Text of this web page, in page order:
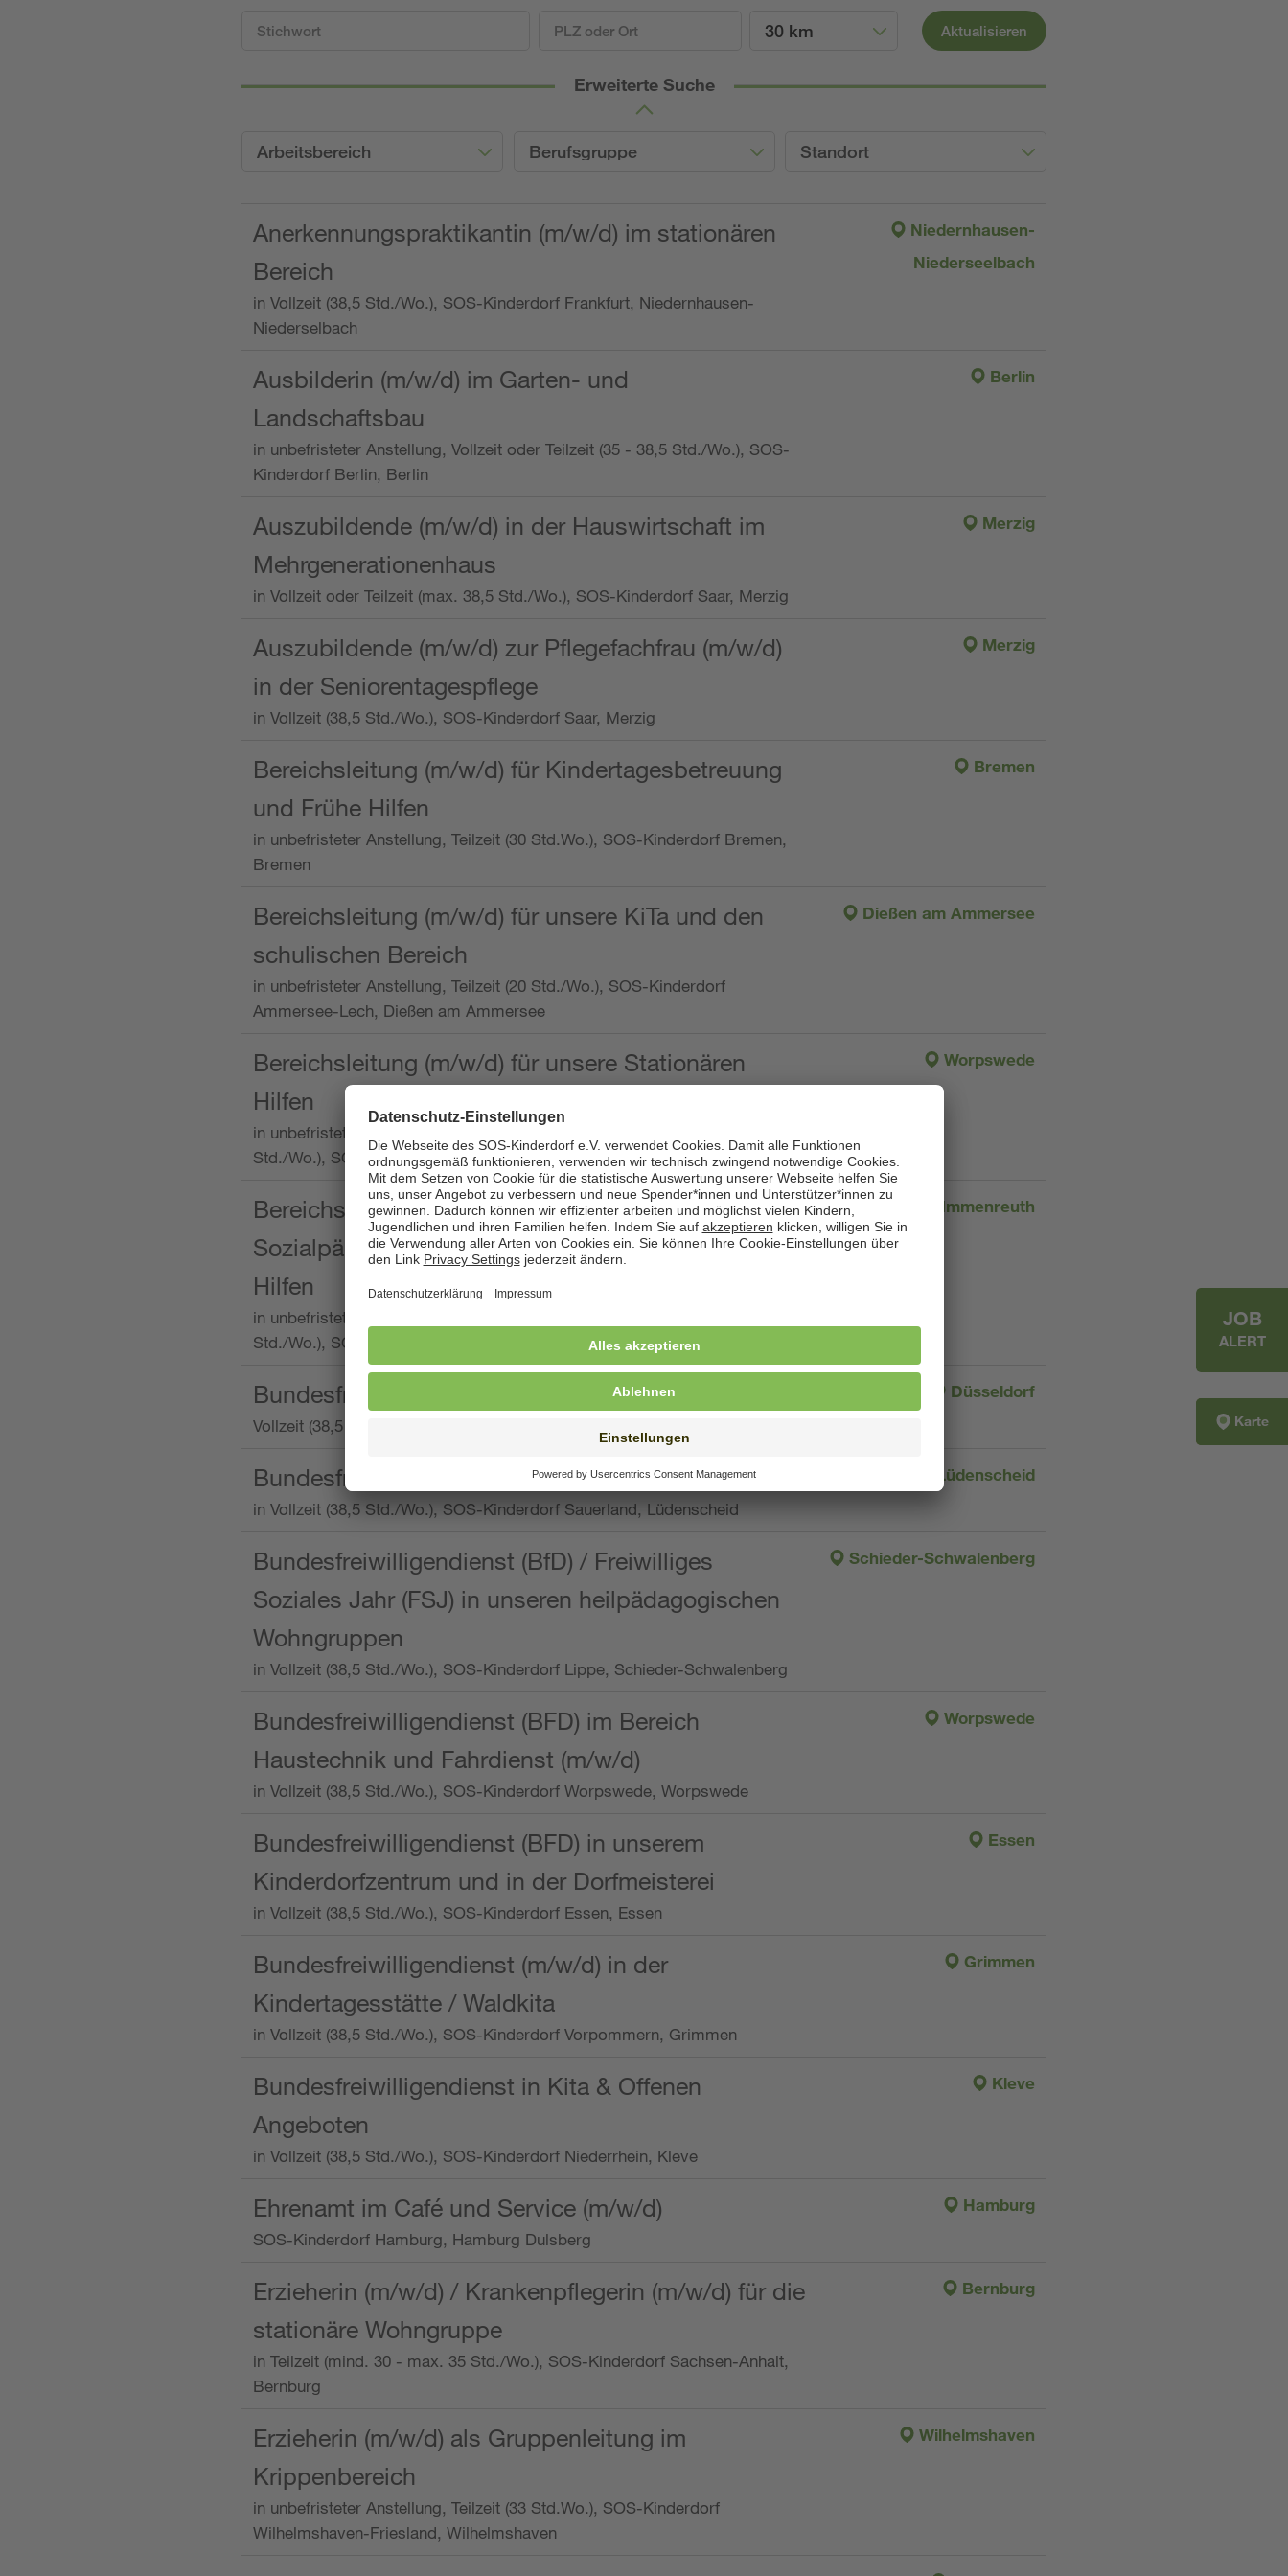
30 km Aktualisieren
Erweiterte Suche
Arbeitsbereich Berufsgruppe Standort
Anerkennungspraktikantin (m/w/d) im stationären
Bereich
in Vollzeit (38,5 Std./Wo.), SOS-Kinderdorf Frankfurt, Niedernhausen-
Niederselbach
Niedernhausen-
Niederseelbach
Ausbilderin (m/w/d) im Garten- und
Landschaftsbau
in unbefristeter Anstellung, Vollzeit oder Teilzeit (35 - 38,5 Std./Wo.), SOS-
Kinderdorf Berlin, Berlin
Berlin
Auszubildende (m/w/d) in der Hauswirtschaft im
Mehrgenerationenhaus
in Vollzeit oder Teilzeit (max. 38,5 Std./Wo.), SOS-Kinderdorf Saar, Merzig
Merzig
Auszubildende (m/w/d) zur Pflegefachfrau (m/w/d)
in der Seniorentagespflege
in Vollzeit (38,5 Std./Wo.), SOS-Kinderdorf Saar, Merzig
Merzig
Bereichsleitung (m/w/d) für Kindertagesbetreuung
und Frühe Hilfen
in unbefristeter Anstellung, Teilzeit (30 Std.Wo.), SOS-Kinderdorf Bremen,
Bremen
Bremen
Bereichsleitung (m/w/d) für unsere KiTa und den
schulischen Bereich
in unbefristeter Anstellung, Teilzeit (20 Std./Wo.), SOS-Kinderdorf
Ammersee-Lech, Dießen am Ammersee
Dießen am Ammersee
Bereichsleitung (m/w/d) für unsere Stationären
Hilfen
in unbefristeter Anstellung, Vollzeit oder Teilzeit (mind. 30 - max. 38,5
Std./Wo.), SOS-Kinderdorf Worpswede,
Worpswede
Bereichsleitung mit der Qualifikation als
Sozialpädagogin (m/w/d) und die Ambulanten
Hilfen
in unbefristeter Anstellung, Vollzeit oder Teilzeit (min. 34 bis max. 38,5
Std./Wo.), SOS-Kinderdorf Oberpfalz, Immenreuth
Immenreuth
Bundesfreiwilligendienst
Vollzeit (38,5 Stunden pro Woche), SOS-Kinderdorf Düsseldorf
Düsseldorf
Bundesfreiwilligendienst
in Vollzeit (38,5 Std./Wo.), SOS-Kinderdorf Sauerland, Lüdenscheid
Lüdenscheid
Bundesfreiwilligendienst (BfD) / Freiwilliges
Soziales Jahr (FSJ) in unseren heilpädagogischen
Wohngruppen
in Vollzeit (38,5 Std./Wo.), SOS-Kinderdorf Lippe, Schieder-Schwalenberg
Schieder-Schwalenberg
Bundesfreiwilligendienst (BFD) im Bereich
Haustechnik und Fahrdienst (m/w/d)
in Vollzeit (38,5 Std./Wo.), SOS-Kinderdorf Worpswede, Worpswede
Worpswede
Bundesfreiwilligendienst (BFD) in unserem
Kinderdorfzentrum und in der Dorfmeisterei
in Vollzeit (38,5 Std./Wo.), SOS-Kinderdorf Essen, Essen
Essen
Bundesfreiwilligendienst (m/w/d) in der
Kindertagesstätte / Waldkita
in Vollzeit (38,5 Std./Wo.), SOS-Kinderdorf Vorpommern, Grimmen
Grimmen
Bundesfreiwilligendienst in Kita & Offenen
Angeboten
in Vollzeit (38,5 Std./Wo.), SOS-Kinderdorf Niederrhein, Kleve
Kleve
Ehrenamt im Café und Service (m/w/d)
SOS-Kinderdorf Hamburg, Hamburg Dulsberg
Hamburg
Erzieherin (m/w/d) / Krankenpflegerin (m/w/d) für die
stationäre Wohngruppe
in Teilzeit (mind. 30 - max. 35 Std./Wo.), SOS-Kinderdorf Sachsen-Anhalt,
Bernburg
Bernburg
Erzieherin (m/w/d) als Gruppenleitung im
Krippenbereich
in unbefristeter Anstellung, Teilzeit (33 Std.Wo.), SOS-Kinderdorf
Wilhelmshaven-Friesland, Wilhelmshaven
Wilhelmshaven
JOB
ALERT
Karte